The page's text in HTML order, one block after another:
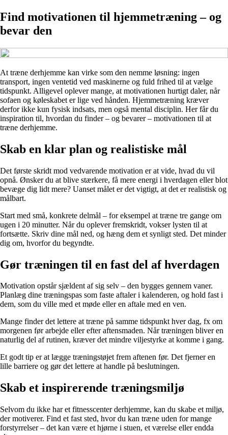
Find motivationen til hjemmetræning – og
bevar den
At træne derhjemme kan virke som den nemme løsning: ingen
transport, ingen ventetid ved maskinerne og fuld frihed til at vælge
tidspunkt. Alligevel oplever mange, at motivationen hurtigt daler, når
sofaen og køleskabet er lige ved hånden. Hjemmetræning kræver
derfor ikke kun fysisk indsats, men også mental disciplin. Her får du
inspiration til, hvordan du finder – og bevarer – motivationen til at
træne derhjemme.
Skab en klar plan og realistiske mål
Det første skridt mod vedvarende motivation er at vide, hvad du vil
opnå. Ønsker du at blive stærkere, få mere energi i hverdagen eller blot
bevæge dig lidt mere? Uanset målet er det vigtigt, at det er realistisk og
målbart.
Start med små, konkrete delmål – for eksempel at træne tre gange om
ugen i 20 minutter. Når du oplever fremskridt, vokser lysten til at
fortsætte. Skriv dine mål ned, og hæng dem et synligt sted. Det minder
dig om, hvorfor du begyndte.
Gør træningen til en fast del af hverdagen
Motivation opstår sjældent af sig selv – den bygges gennem vaner.
Planlæg dine træningspas som faste aftaler i kalenderen, og hold fast i
dem, som du ville med et møde eller en aftale med en ven.
Mange finder det lettere at træne på samme tidspunkt hver dag, fx om
morgenen før arbejde eller efter aftensmaden. Når træningen bliver en
naturlig del af rutinen, kræver det mindre viljestyrke at komme i gang.
Et godt tip er at lægge træningstøjet frem aftenen før. Det fjerner en
lille barriere og gør det lettere at handle på beslutningen.
Skab et inspirerende træningsmiljø
Selvom du ikke har et fitnesscenter derhjemme, kan du skabe et miljø,
der motiverer. Find et fast sted, hvor du kan træne uden for mange
forstyrrelser – det kan være et hjørne i stuen, et værelse eller endda